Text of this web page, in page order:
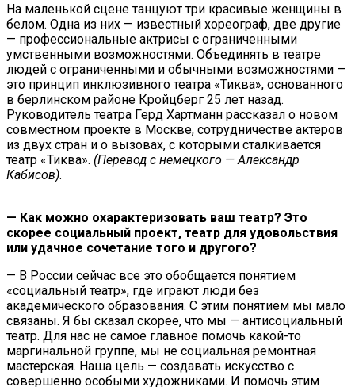
На маленькой сцене танцуют три красивые женщины в
белом. Одна из них — известный хореограф, две другие
— профессиональные актрисы с ограниченными
умственными возможностями. Объединять в театре
людей с ограниченными и обычными возможностями —
это принцип инклюзивного театра «Тиква», основанного
в берлинском районе Кройцберг 25 лет назад.
Руководитель театра Герд Хартманн рассказал о новом
совместном проекте в Москве, сотрудничестве актеров
из двух стран и о вызовах, с которыми сталкивается
театр «Тиква». (Перевод с немецкого — Александр
Кабисов).
— Как можно охарактеризовать ваш театр? Это
скорее социальный проект, театр для удовольствия
или удачное сочетание того и другого?
— В России сейчас все это обобщается понятием
«социальный театр», где играют люди без
академического образования. С этим понятием мы мало
связаны. Я бы сказал скорее, что мы — антисоциальный
театр. Для нас не самое главное помочь какой-то
маргинальной группе, мы не социальная ремонтная
мастерская. Наша цель — создавать искусство с
совершенно особыми художниками. И помочь этим